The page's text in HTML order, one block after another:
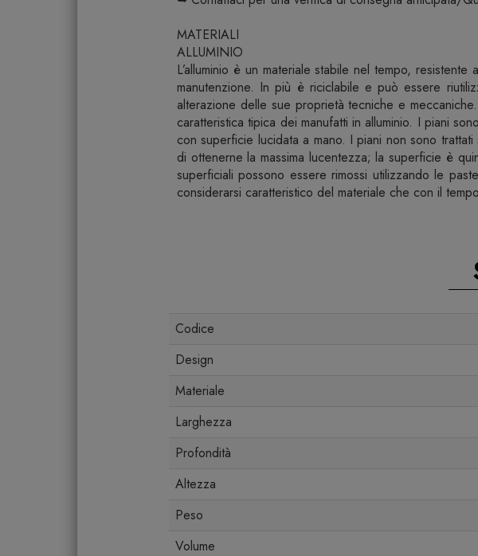
MATERIALI
ALLUMINIO
L’alluminio è un materiale stabile nel tempo,
manutenzione. In più è riciclabile e può essere
alterazione delle sue proprietà tecniche e
caratteristica tipica dei manufatti in alluminio. I piani
con superficie lucidata a mano. I piani non sono
di ottenerne la massima lucentezza; la superficie è
superficiali possono essere rimossi utilizzando le
considerarsi caratteristico del materiale che con il
Codice
Design
Materiale
Larghezza
Profondità
Altezza
Peso
Volume